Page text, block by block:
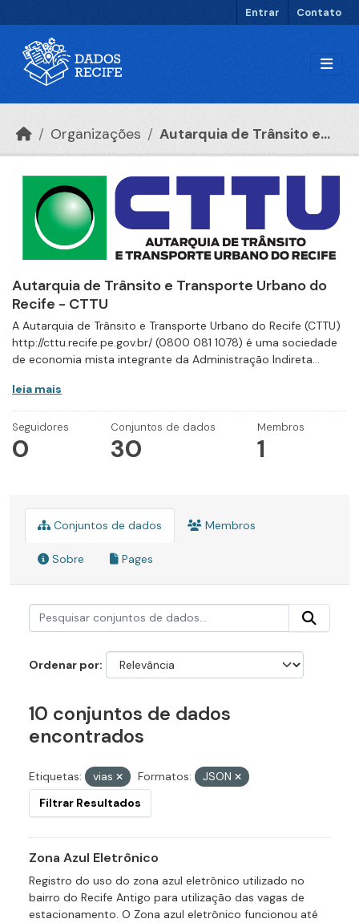
Entrar Contato
Organizações Autarquia de Trânsito e...
Autarquia de Trânsito e Transporte Urbano do
Recife - CTTU
A Autarquia de Trânsito e Transporte Urbano do Recife (CTTU)
http://cttu.recife.pe.gov.br/ (0800 081 1078) é uma sociedade
de economia mista integrante da Administração Indireta...
leia mais
Seguidores
0
Conjuntos de dados
30
Membros
1
Conjuntos de dados Membros
Sobre Pages
Ordenar por
10 conjuntos de dados
encontrados
Etiquetas: vias Formatos:
JSON
Filtrar Resultados
Zona Azul Eletrônico
Registro do uso do zona azul eletrônico utilizado no
bairro do Recife Antigo para utilização das vagas de
estacionamento. O Zona azul eletrônico funcionou até